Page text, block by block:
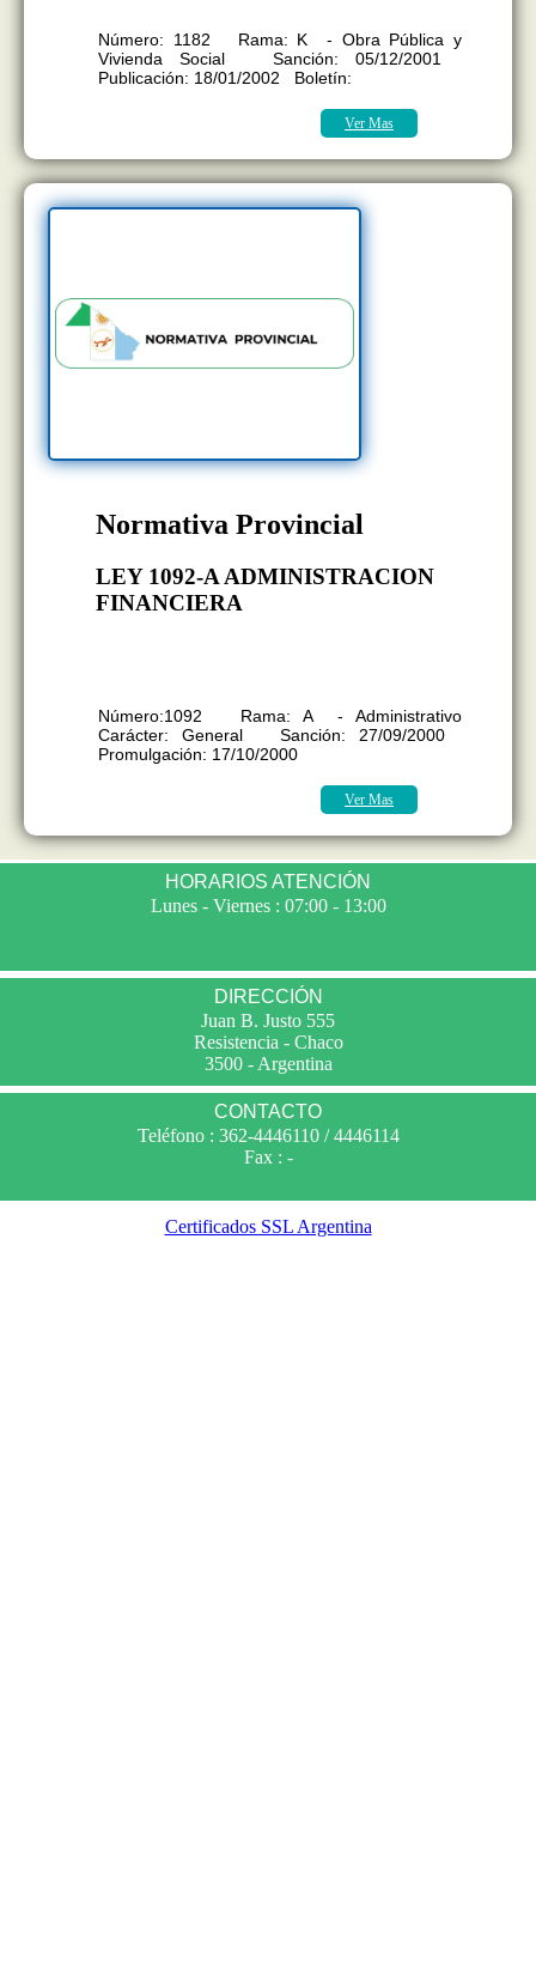
Número: 1182 Rama: K - Obra Pública y
Vivienda Social Sanción: 05/12/2001
Publicación: 18/01/2002 Boletín:
Ver Mas
Normativa Provincial
LEY 1092-A ADMINISTRACION
FINANCIERA
Número:1092 Rama: A - Administrativo
Carácter: General Sanción: 27/09/2000
Promulgación: 17/10/2000
Ver Mas
HORARIOS ATENCIÓN
Lunes - Viernes : 07:00 - 13:00
DIRECCIÓN
Juan B. Justo 555
Resistencia - Chaco
3500 - Argentina
CONTACTO
Teléfono : 362-4446110 / 4446114
Fax : -
Certificados SSL Argentina